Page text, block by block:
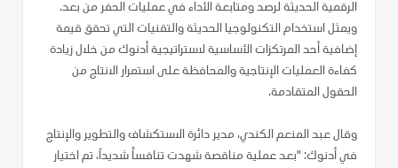
الرقمية الحديثة لرصد ومتابعة الأداء في عمليات الحفر من بعد.
ويمثل استخدام التكنولوجيا الحديثة والتقنيات التي تحقق قيمة
إضافية أحد المرتكزات الأساسية لاستراتيجية أدنوك من خلال زيادة
كفاءة العمليات الإنتاجية والمحافظة على استمرار الانتاج من
الحقول المتقادمة.
وقال عبد المنعم الكندي، مدير دائرة الاستكشاف والتطوير والإنتاج
في أدنوك: "بعد عملية مناقصة شهدت تنافساً شديداَ، تم اختيار